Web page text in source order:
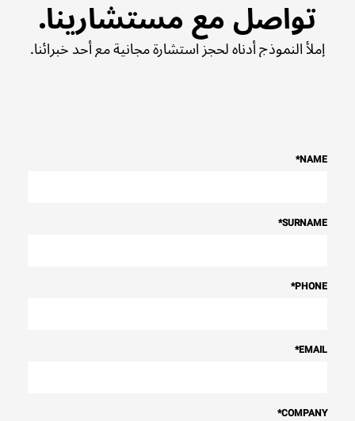
تواصل مع مستشارينا.
إملأ النموذج أدناه لحجز استشارة مجانية مع أحد خبرائنا.
NAME
*
SURNAME
*
PHONE
*
EMAIL
*
COMPANY
*